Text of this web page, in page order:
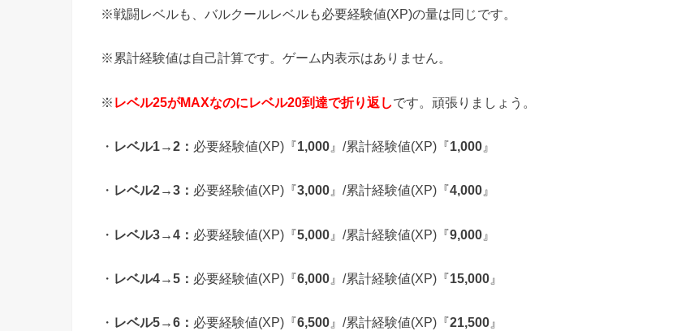
※戦闘レベルも、バルクールレベルも必要経験値(XP)の量は同じです。
※累計経験値は自己計算です。ゲーム内表示はありません。
※ レベル25がMAXなのにレベル20到達で折り返しです。頑張りましょう。
・ レベル1→2： 必要経験値(XP)『1,000 』/累計経験値(XP)『1,000 』
・ レベル2→3： 必要経験値(XP)『3,000 』/累計経験値(XP)『4,000 』
・ レベル3→4： 必要経験値(XP)『5,000 』/累計経験値(XP)『9,000 』
・ レベル4→5： 必要経験値(XP)『6,000 』/累計経験値(XP)『15,000 』
・ レベル5→6： 必要経験値(XP)『6,500 』/累計経験値(XP)『21,500 』